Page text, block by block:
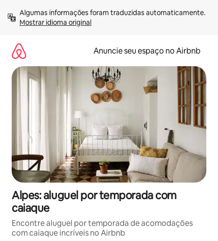
para
Mostrar idioma original
Anuncie seu espaço no Airbnb
Alpes: aluguel por temporada com
caiaque
Encontre aluguel por temporada de acomodações
com caiaque incríveis no Airbnb